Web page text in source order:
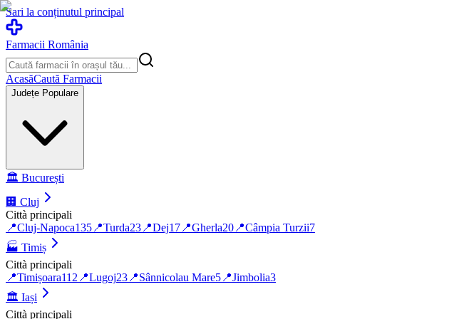
Sari la conținutul principal
Farmacii România
AcasăCaută Farmacii
Județe Populare
🏛️ București
🏢 Cluj
Città principali
📍Cluj-Napoca135 📍Turda23 📍Dej17 📍Gherla20 📍Câmpia Turzii7
🏭 Timiș
Città principali
📍Timișoara112 📍Lugoj23 📍Sânnicolau Mare5 📍Jimbolia3
🏛️ Iași
Città principali